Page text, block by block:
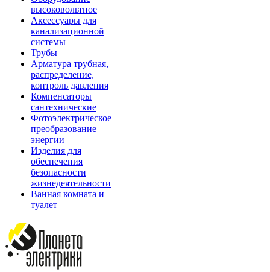
высоковольтное
Аксессуары для
канализационной
системы
Трубы
Арматура трубная,
распределение,
контроль давления
Компенсаторы
сантехнические
Фотоэлектрическое
преобразование
энергии
Изделия для
обеспечения
безопасности
жизнедеятельности
Ванная комната и
туалет